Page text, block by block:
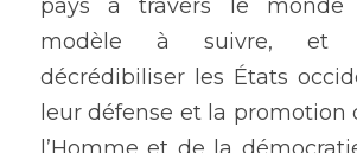
pays à travers le monde
modèle à suivre, et
décrédibiliser les États
leur défense et la promotion